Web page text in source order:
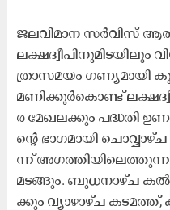
ജ​ല​വി​മാ​ന സ​ർ​വി​സ്​
ല​ക്ഷ​ദ്വീ​പി​നു​മി​ട​യി​ലും
ത്രാ​സ​മ​യം ഗ​ണ്യ​മാ​യി
മ​ണി​ക്കൂ​ർ​കൊ​ണ്ട്​
ര മേ​ഖ​ല​ക്കും പ​ദ്ധ​തി
ന്‍റെ ഭാ​ഗ​മാ​യി
ന്ന്​ അ​ഗ​ത്തി​യി​ലെ​ത്തു​ന്ന
മ​ട​ങ്ങും. ബു​ധ​നാ​ഴ്ച
ക്കും വ്യാ​ഴാ​ഴ്ച ക​ട​മ​ത്ത്,